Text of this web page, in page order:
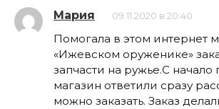
Мария 09.11.2020 в 20:40
Помогала в этом интернет
«Ижевском оруженике»
запчасти на ружье.С начало
магазин ответили сразу
можно заказать. Заказ